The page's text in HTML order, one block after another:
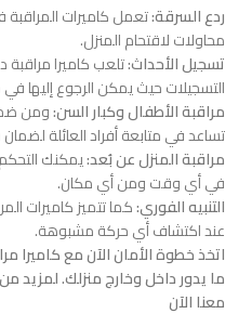
ردع السرقة:تعمل كاميرات
محاولات لاقتحام المنزل.
تسجيل الأحداث:تلعب كاميرا
التسجيلات حيث يمكن الرجوع إليها
مراقبة الأطفال وكبار السن:ومن
تساعد في متابعة أفراد العائلة
مراقبة المنزل عن بُعد:يمكنك
في أي وقت ومن أي مكان.
التنبيه الفوري:كما تتميز كاميرات
عند اكتشاف أي حركة مشبوهة.
ما يدور داخل وخارج منزلك. لمزيد
معنا الآن